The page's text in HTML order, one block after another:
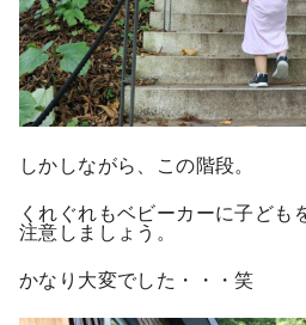
しかしながら、この階段。
くれぐれもベビーカーに子ども
注意しましょう。
かなり大変でした・・・笑